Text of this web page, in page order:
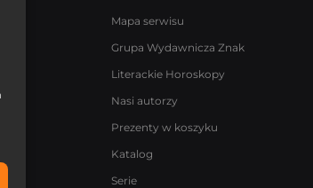
Mapa serwisu
Grupa Wydawnicza Znak
Literackie Horoskopy
Nasi autorzy
Prezenty w koszyku
Katalog
Serie